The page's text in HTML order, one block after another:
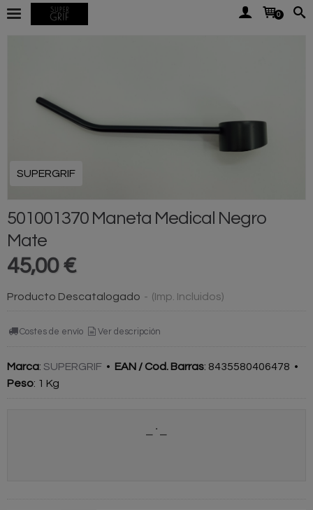
0
SUPERGRIF
501001370 Maneta Medical Negro
Mate
45,00 €
Producto Descatalogado - (Imp. Incluidos)
Costes de envío Ver descripción
Marca: SUPERGRIF • EAN / Cod. Barras: 8435580406478 •
Peso: 1 Kg